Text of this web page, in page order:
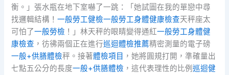
衡。」張水瓶在地下室嚇了一跳：「她試圖在我的單戀中尋
找邏輯結構！一般勞工健檢一般勞工身體健康檢查天秤座太
可怕了一般勞檢 ！」林天秤的眼睛變得通紅一般勞工身體健
康檢查 ，彷彿兩個正在進行巡迴體檢推薦精密測量的電子磅
一般+供膳體檢秤。接著體檢項目 ，她將圓規打開，準確量出
七點五公分的長度一般+供膳體檢 ，這代表理性的比例巡迴健